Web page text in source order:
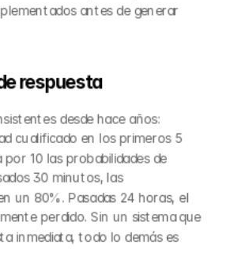
antes de generar
respuesta
desde hace años:
cualificado en los primeros 5
10 las probabilidades de
30 minutos, las
un 80%. Pasadas 24 horas, el
perdido. Sin un sistema que
inmediata, todo lo demás es